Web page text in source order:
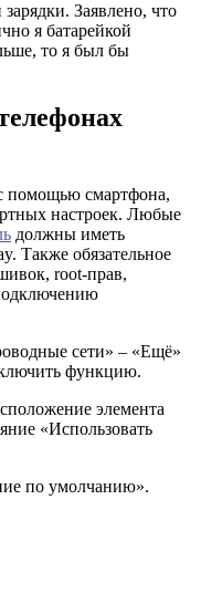
Заявлено, что
я батарейкой
то я был бы
помощью смартфона,
настроек. Любые
должны иметь
Также обязательное
root-прав,
сети» – «Ещё»
функцию.
элемента
«Использовать
по умолчанию».